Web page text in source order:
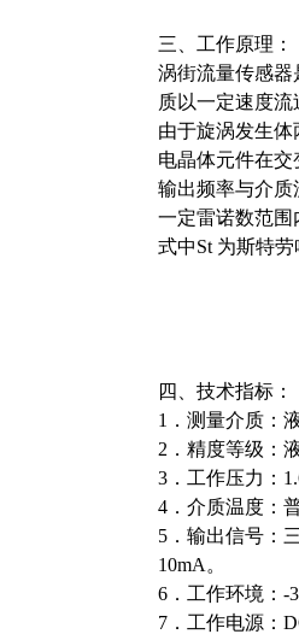
三、工作原理：
涡街流量传感器
质以一定速度
由于旋涡发生
电晶体元件在
输出频率与介质
一定雷诺数范围
式中St 为斯特
四、技术指标：
1．测量介质：
2．精度等级：
3．工作压力：
4．介质温度：
5．输出信号：
10mA。
6．工作环境：-
7．工作电源：